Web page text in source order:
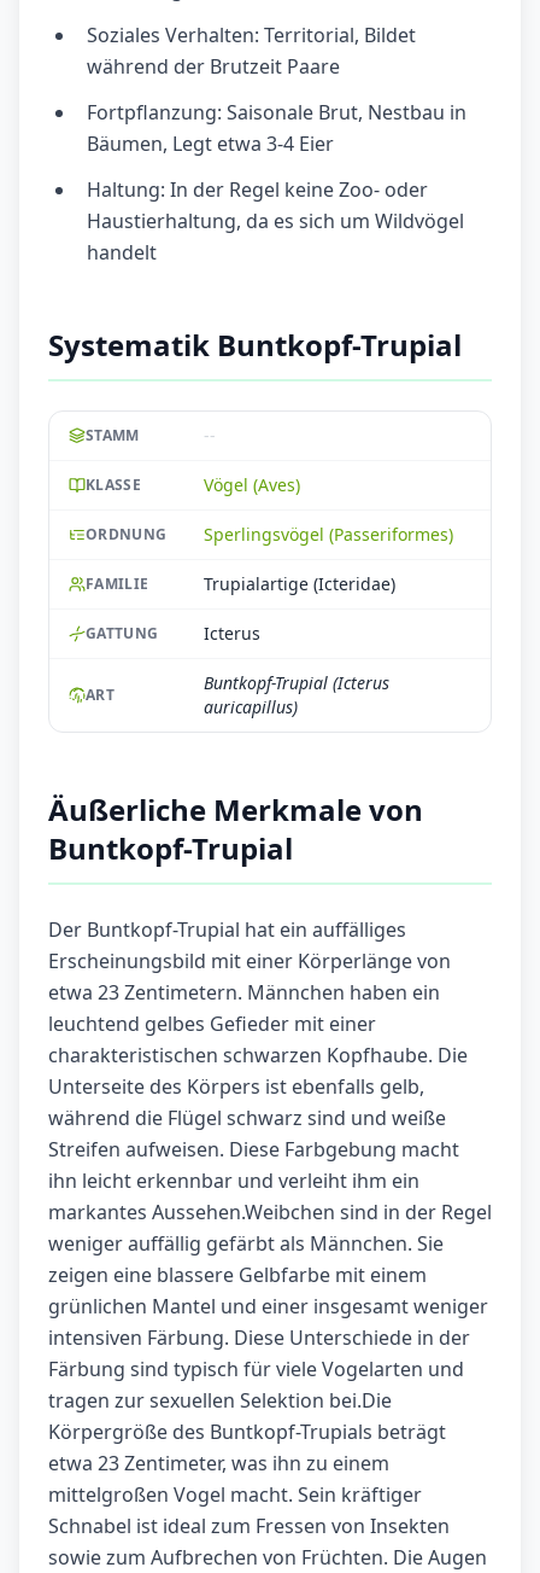
Soziales Verhalten: Territorial, Bildet
während der Brutzeit Paare
Fortpflanzung: Saisonale Brut, Nestbau in
Bäumen, Legt etwa 3-4 Eier
Haltung: In der Regel keine Zoo- oder
Haustierhaltung, da es sich um Wildvögel
handelt
Systematik Buntkopf-Trupial
STAMM --
KLASSE Vögel (Aves)
ORDNUNG Sperlingsvögel (Passeriformes)
FAMILIE Trupialartige (Icteridae)
GATTUNG Icterus
ART
Buntkopf-Trupial (Icterus
auricapillus)
Äußerliche Merkmale von
Buntkopf-Trupial
Der Buntkopf-Trupial hat ein auffälliges
Erscheinungsbild mit einer Körperlänge von
etwa 23 Zentimetern. Männchen haben ein
leuchtend gelbes Gefieder mit einer
charakteristischen schwarzen Kopfhaube. Die
Unterseite des Körpers ist ebenfalls gelb,
während die Flügel schwarz sind und weiße
Streifen aufweisen. Diese Farbgebung macht
ihn leicht erkennbar und verleiht ihm ein
markantes Aussehen.Weibchen sind in der Regel
weniger auffällig gefärbt als Männchen. Sie
zeigen eine blassere Gelbfarbe mit einem
grünlichen Mantel und einer insgesamt weniger
intensiven Färbung. Diese Unterschiede in der
Färbung sind typisch für viele Vogelarten und
tragen zur sexuellen Selektion bei.Die
Körpergröße des Buntkopf-Trupials beträgt
etwa 23 Zentimeter, was ihn zu einem
mittelgroßen Vogel macht. Sein kräftiger
Schnabel ist ideal zum Fressen von Insekten
sowie zum Aufbrechen von Früchten. Die Augen